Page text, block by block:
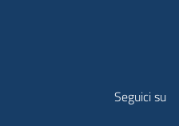
Seguici su